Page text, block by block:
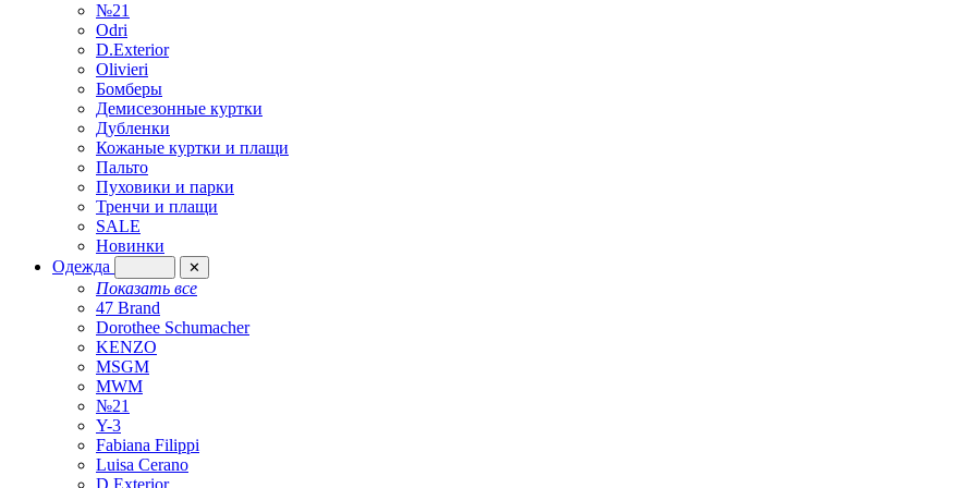
№21
Odri
D.Exterior
Olivieri
Бомберы
Демисезонные куртки
Дубленки
Кожаные куртки и плащи
Пальто
Пуховики и парки
Тренчи и плащи
SALE
Новинки
Одежда
✕
Показать все
47 Brand
Dorothee Schumacher
KENZO
MSGM
MWM
№21
Y-3
Fabiana Filippi
Luisa Cerano